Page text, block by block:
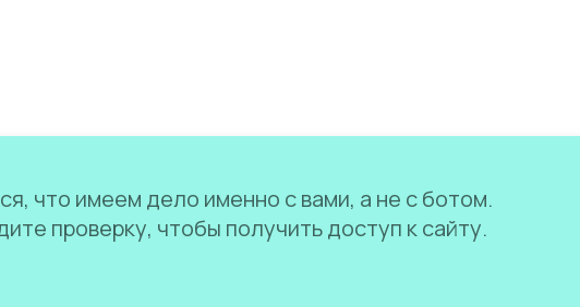
что имеем дело именно с вами, а не с ботом.
проверку, чтобы получить доступ к сайту.